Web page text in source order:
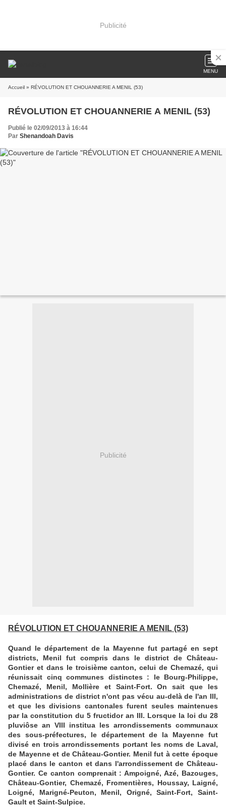
Publicité
MENU
Accueil » RÉVOLUTION ET CHOUANNERIE A MENIL (53)
RÉVOLUTION ET CHOUANNERIE A MENIL (53)
Publié le 02/09/2013 à 16:44
Par Shenandoah Davis
Publicité
RÉVOLUTION ET CHOUANNERIE A MENIL (53)
Quand le département de la Mayenne fut partagé en sept
districts, Menil fut compris dans le district de Château-
Gontier et dans le troisième canton, celui de Chemazé, qui
réunissait cinq communes distinctes : le Bourg-Philippe,
Chemazé, Menil, Mollière et Saint-Fort. On sait que les
administrations de district n'ont pas vécu au-delà de l'an III,
et que les divisions cantonales furent seules maintenues
par la constitution du 5 fructidor an III. Lorsque la loi du 28
pluviôse an VIII institua les arrondissements communaux
des sous-préfectures, le département de la Mayenne fut
divisé en trois arrondissements portant les noms de Laval,
de Mayenne et de Château-Gontier. Menil fut à cette époque
placé dans le canton et dans l'arrondissement de Château-
Gontier. Ce canton comprenait : Ampoigné, Azé, Bazouges,
Château-Gontier, Chemazé, Fromentières, Houssay, Laigné,
Loigné, Marigné-Peuton, Menil, Origné, Saint-Fort, Saint-
Gault et Saint-Sulpice.